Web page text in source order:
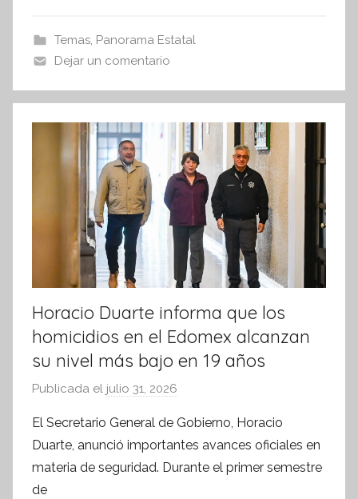
I
o
r
m
a
t
v
b
o
o
k
A
p
p
Temas, Panorama Estatal
Dejar un comentario
Horacio Duarte informa que los
homicidios en el Edomex alcanzan
su nivel más bajo en 19 años
Publicada el julio 31, 2026
r
S
í
El Secretario General de Gobierno, Horacio
Duarte, anunció importantes avances oficiales en
materia de seguridad. Durante el primer semestre
de